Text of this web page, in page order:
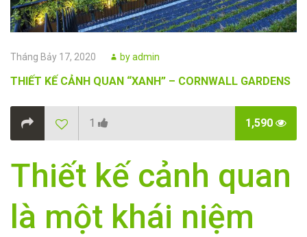
Posted
Tháng Bảy 17, 2020 Author
byadmin
THIẾT KẾ CẢNH QUAN “XANH” – CORNWALL GARDENS
1 1,590
Thiết kế cảnh quan
là một khái niệm